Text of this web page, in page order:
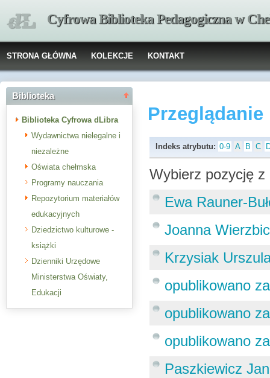
Cyfrowa Biblioteka Pedagogiczna w
STRONA GŁÓWNA KOLEKCJE KONTAKT
Biblioteka
Biblioteka Cyfrowa dLibra
Wydawnictwa nielegalne i
niezależne
Oświata chełmska
Programy nauczania
Repozytorium materiałów
edukacyjnych
Dziedzictwo kulturowe -
książki
Dzienniki Urzędowe
Ministerstwa Oświaty,
Edukacji
Indeks atrybutu: 0-9 A B C
Wybierz pozycję
Ewa Rauner-
Joanna
Krzysiak
opublikowano
opublikowano
opublikowano
Paszkiewicz Jan